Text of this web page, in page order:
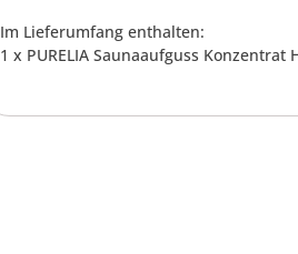
Im Lieferumfang enthalten:
1 x PURELIA Saunaaufguss